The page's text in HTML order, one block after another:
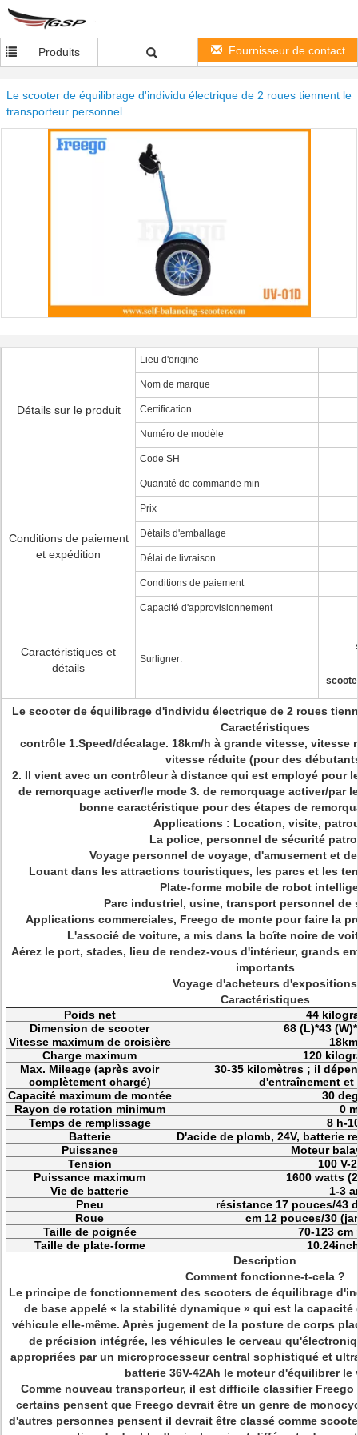
Produits Fournisseur de contact
Le scooter de équilibrage d'individu électrique de 2 roues tiennent le
transporteur personnel
Détails sur le produit
Lieu d'origine
Nom de marque
Certification
Numéro de modèle
Code SH
Conditions de paiement
et expédition
Quantité de commande min
Prix
Détails d'emballage
Délai de livraison
Conditions de paiement
Capacité d'approvisionnement
Caractéristiques et
détails
Surligner:
Le scooter de équilibrage d'individu électrique de 2 roues
Caractéristiques
contrôle 1.Speed/décalage. 18km/h à grande vitesse, vitesse
vitesse réduite (pour des
2. Il vient avec un contrôleur à distance qui est employé pour
de remorquage activer/le mode3. de remorquage activer/par
bonne caractéristique pour des étapes de
Applications : Location, visite,
La police, personnel de sécurité
Voyage personnel de voyage, d'amusement et
Louant dans les attractions touristiques, les parcs et les
Plate-forme mobile de robot
Parc industriel, usine, transport personnel de
Applications commerciales, Freego de monte pour faire la
L'associé de voiture, a mis dans la boîte noire de
Aérez le port, stades, lieu de rendez-vous d'intérieur, grands
importants
Voyage d'acheteurs d'expositions
Caractéristiques
Poids net
44
Dimension de scooter
68 (L)*43
Vitesse maximum de croisière
Charge maximum
120
Max. Mileage (après avoir
complètement chargé)
30-35 kilomètres ; il
d'entraînement et
Capacité maximum de montée
30
Rayon de rotation minimum
0 m
Temps de remplissage
8 h-
Batterie
D'acide de plomb, 24V, batterie
Puissance
Moteur
Tension
100 V-
Puissance maximum
1600 watts
Vie de batterie
1-3
Pneu
résistance 17 pouces/43
Roue
cm 12 pouces/30
Taille de poignée
70-123 cm
Taille de plate-forme
Description
Comment fonctionne-t-cela ?
Le principe de fonctionnement des scooters de équilibrage
de base appelé « la stabilité dynamique » qui est la capacité
véhicule elle-même. Après jugement de la posture de corps
de précision intégrée, les véhicules le cerveau
appropriées par un microprocesseur central sophistiqué et
batterie 36V-42Ah le moteur d'équilibrer le
Comme nouveau transporteur, il est difficile classifier
certains pensent que Freego devrait être un genre de
d'autres personnes pensent il devrait être classé comme